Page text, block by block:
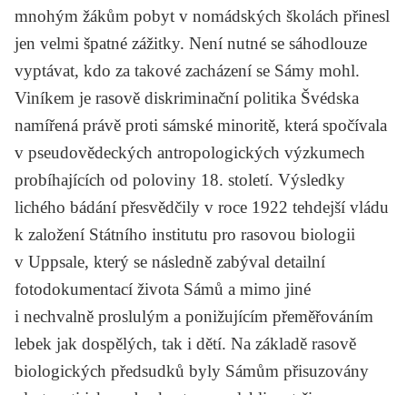
mnohým žákům pobyt v nomádských školách přinesl
jen velmi špatné zážitky. Není nutné se sáhodlouze
vyptávat, kdo za takové zacházení se Sámy mohl.
Viníkem je rasově diskriminační politika Švédska
namířená právě proti sámské minoritě, která spočívala
v pseudovědeckých antropologických výzkumech
probíhajících od poloviny 18. století. Výsledky
lichého bádání přesvědčily v roce 1922 tehdejší vládu
k založení Státního institutu pro rasovou biologii
v Uppsale, který se následně zabýval detailní
fotodokumentací života Sámů a mimo jiné
i nechvalně proslulým a ponižujícím přeměřováním
lebek jak dospělých, tak i dětí. Na základě rasově
biologických předsudků byly Sámům přisuzovány